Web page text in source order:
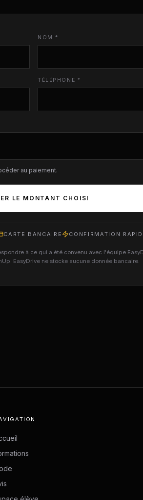
NOM *
TÉLÉPHONE *
au paiement.
LE MONTANT CHOISI
CARTE BANCAIRE CONFIRMATION
à ce qui a été convenu avec l'équipe
EasyDrive ne stocke aucune donnée bancaire.